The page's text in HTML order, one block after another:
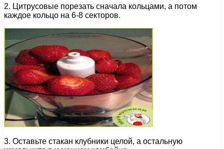
2. Цитрусовые порезать сначала кольцами, а потом
каждое кольцо на 6-8 секторов.
3. Оставьте стакан клубники целой, а остальную